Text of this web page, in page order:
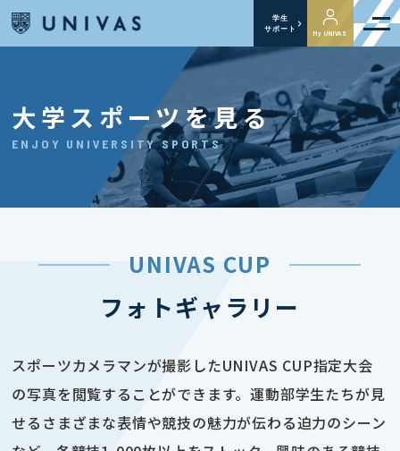
学生
サポート
My UNIVAS
大学スポーツを見る
ENJOY UNIVERSITY SPORTS
UNIVAS CUP
フォトギャラリー
スポーツカメラマンが撮影したUNIVAS CUP指定大会
の写真を閲覧することができます。運動部学生たちが見
せるさまざまな表情や競技の魅力が伝わる迫力のシーン